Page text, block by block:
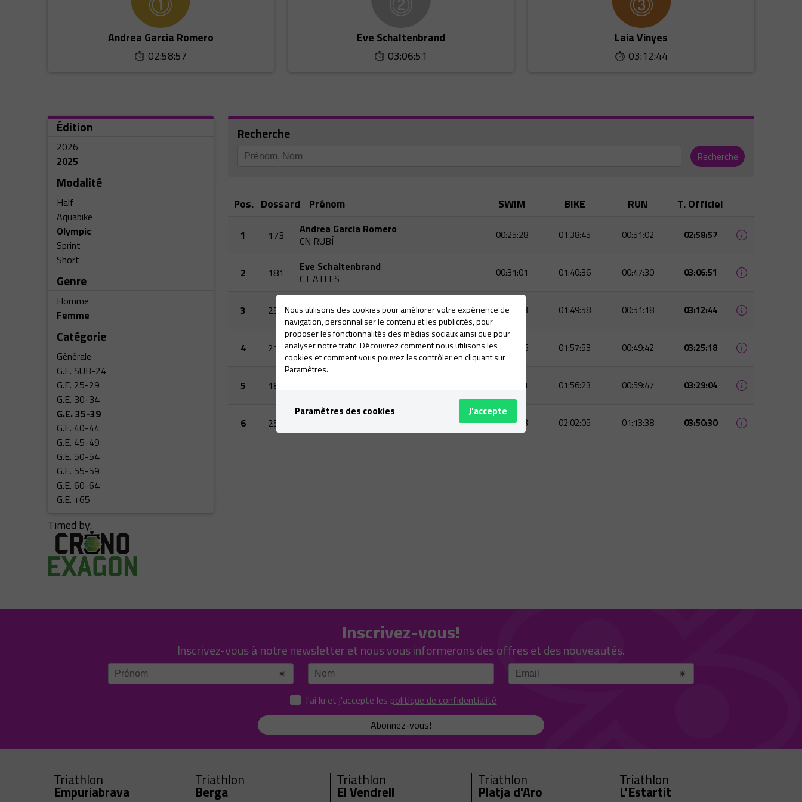
Andrea Garcia Romero
02:58:57
Eve Schaltenbrand
03:06:51
Laia Vinyes
03:12:44
Édition
2026
2025
Modalité
Half
Aquabike
Olympic
Sprint
Short
Genre
Homme
Femme
Catégorie
Générale
G.E. SUB-24
G.E. 25-29
G.E. 30-34
G.E. 35-39
G.E. 40-44
G.E. 45-49
G.E. 50-54
G.E. 55-59
G.E. 60-64
G.E. +65
Timed by:
Recherche
Recherche
Pos. Dossard Prénom SWIM BIKE RUN T. Officiel
1 173
Andrea Garcia Romero
CN RUBÍ
00:25:28 01:38:45 00:51:02 02:58:57
2 181
Eve Schaltenbrand
CT ATLES
00:31:01 01:40:36 00:47:30 03:06:51
3 258
Laia Vinyes
INDEPENDIENTE
00:28:13 01:49:58 00:51:18 03:12:44
4 219
Paula Serrano Chinchilla
PRORUNNERS
00:30:56 01:57:53 00:49:42 03:25:18
5 186 00:29:51 01:56:23 00:59:47 03:29:04
6 257
Judit Oliveras Simon
INDEPENDIENTE
00:30:23 02:02:05 01:13:38 03:50:30
Inscrivez-vous!
Inscrivez-vous à notre newsletter et nous vous informerons des offres et des nouveautés.
J'ai lu et j'accepte les politique de confidentialité
Abonnez-vous!
Triathlon
Empuriabrava
Triathlon
Berga
Triathlon
El Vendrell
Triathlon
Platja d'Aro
Triathlon
L'Estartit
Nous utilisons des cookies pour améliorer votre expérience de
navigation, personnaliser le contenu et les publicités, pour
proposer les fonctionnalités des médias sociaux ainsi que pour
analyser notre trafic. Découvrez comment nous utilisons les
cookies et comment vous pouvez les contrôler en cliquant sur
Paramètres.
Paramètres des cookies J'accepte